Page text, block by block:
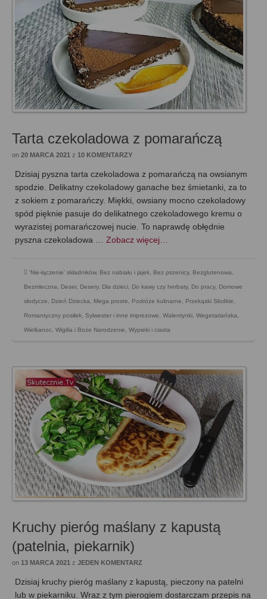
Tarta czekoladowa z pomarańczą
on 20 MARCA 2021 z 10 KOMENTARZY
Dzisiaj pyszna tarta czekoladowa z pomarańczą na owsianym
spodzie. Delikatny czekoladowy ganache bez śmietanki, za to
z sokiem z pomarańczy. Miękki, owsiany mocno czekoladowy
spód pięknie pasuje do delikatnego czekoladowego kremu o
wyrazistej pomarańczowej nucie. To naprawdę obłędnie
pyszna czekoladowa … Zobacz więcej…
'Nie-łączenie' składników, Bez nabiału i jajek Bez pszenicy, Bezglutenowa
Bezmleczna Deser, Desery, Dla dzieci Do kawy czy herbaty, Do pracy, Domowe
słodycze Dzień Dziecka Mega proste Podróże kulinarne Przekąski Słodkie
Romantyczny posiłek Sylwester i inne imprezowe Walentynki Wegetariańska
Wielkanoc Wigilia i Boże Narodzenie Wypieki i ciasta
Kruchy pieróg maślany z kapustą
(patelnia, piekarnik)
on 13 MARCA 2021 z JEDEN KOMENTARZ
Dzisiaj kruchy pieróg maślany z kapustą, pieczony na patelni
lub w piekarniku. Wraz z tym pierogiem dostarczam przepis na